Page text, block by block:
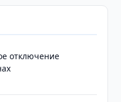
отключение